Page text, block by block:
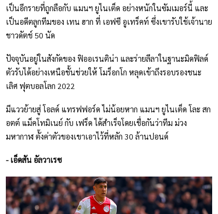
เป็นอีกรายที่ถูกลือกับ แมนฯ ยูไนเต็ด อย่างหนักในซัมเมอร์นี้ และ
เป็นอดีตลูกทีมของ เทน ฮาก ที่ เอฟซี อูเทร็คท์ ซึ่งเขารับใช้เจ้านาย
ชาวดัตช์ 50 นัด
ปัจจุบันอยู่ในสังกัดของ ฟิออเรนติน่า และร่ายลีลาในฐานะมิดฟิลด์
ตัวรับได้อย่างเหนือชั้นช่วยให้ โมร็อกโก หลุดเข้าถึงรอบรองชนะ
เลิศ ฟุตบอลโลก 2022
มีแววย้ายสู่ โอลด์ แทรฟฟอร์ด ไม่น้อยหาก แมนฯ ยูไนเต็ด โละ สก
อตต์ แม็คโทมิเนย์ กับ เฟร็ด ได้สำเร็จโดยเชื่อกันว่าทีม ม่วง
มหากาฬ ตั้งค่าตัวของเขาเอาไว้ที่หลัก 30 ล้านปอนด์
- เอ็ดสัน อัลวาเรซ